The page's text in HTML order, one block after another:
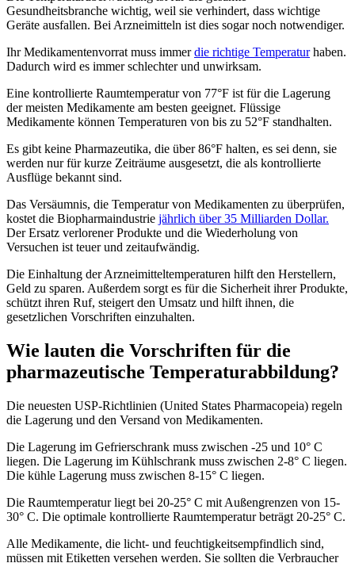
Gesundheitsbranche wichtig, weil sie verhindert, dass wichtige
Geräte ausfallen. Bei Arzneimitteln ist dies sogar noch notwendiger.
Ihr Medikamentenvorrat muss immerdie richtige Temperaturhaben.
Dadurch wird es immer schlechter und unwirksam.
Eine kontrollierte Raumtemperatur von 77°F ist für die Lagerung
der meisten Medikamente am besten geeignet. Flüssige
Medikamente können Temperaturen von bis zu 52°F standhalten.
Es gibt keine Pharmazeutika, die über 86°F halten, es sei denn, sie
werden nur für kurze Zeiträume ausgesetzt, die als kontrollierte
Ausflüge bekannt sind.
Das Versäumnis, die Temperatur von Medikamenten zu überprüfen,
kostet die Biopharmaindustrie jährlich über 35 Milliarden Dollar.
Der Ersatz verlorener Produkte und die Wiederholung von
Versuchen ist teuer und zeitaufwändig.
Die Einhaltung der Arzneimitteltemperaturen hilft den Herstellern,
Geld zu sparen. Außerdem sorgt es für die Sicherheit ihrer Produkte,
schützt ihren Ruf, steigert den Umsatz und hilft ihnen, die
gesetzlichen Vorschriften einzuhalten.
Wie lauten die Vorschriften für die
pharmazeutische Temperaturabbildung?
Die neuesten USP-Richtlinien (United States Pharmacopeia) regeln
die Lagerung und den Versand von Medikamenten.
Die Lagerung im Gefrierschrank muss zwischen -25 und 10° C
liegen. Die Lagerung im Kühlschrank muss zwischen 2-8° C liegen.
Die kühle Lagerung muss zwischen 8-15° C liegen.
Die Raumtemperatur liegt bei 20-25° C mit Außengrenzen von 15-
30° C. Die optimale kontrollierte Raumtemperatur beträgt 20-25° C.
Alle Medikamente, die licht- und feuchtigkeitsempfindlich sind,
müssen mit Etiketten versehen werden. Sie sollten die Verbraucher